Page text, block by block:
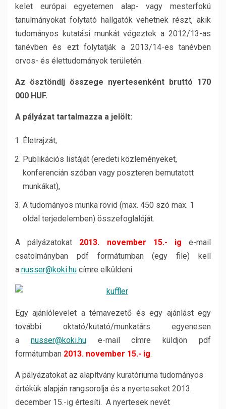
kelet európai egyetemen alap- vagy mesterfokú
tanulmányokat folytató hallgatók vehetnek részt, akik
tudományos kutatási munkát végeztek a 2012/13-as
tanévben és ezt folytatják a 2013/14-es tanévben
orvos- és élettudományok területén.
Az ösztöndíj összege nyertesenként bruttó 170
000 HUF.
A pályázat tartalmazza a jelölt:
Életrajzát,
Publikációs listáját (eredeti közleményeket,
konferencián szóban vagy poszteren bemutatott
munkákat),
A tudományos munka rövid (max. 450 szó max. 1
oldal terjedelemben) összefoglalóját.
A pályázatokat 2013. november 15.- ig e-mail
csatolmányban pdf formátumban (egy file) kell
a nusser@koki.hu címre elküldeni.
Egy ajánlólevelet a témavezető és egy ajánlást egy
további oktató/kutató/munkatárs egyenesen
a nusser@koki.hue-mail címre küldjön pdf
formátumban 2013. november 15.- ig.
A pályázatokat az alapítvány kuratóriuma tudományos
értékük alapján rangsorolja és a nyerteseket 2013.
december 15.-ig értesíti. A nyertesek nevét